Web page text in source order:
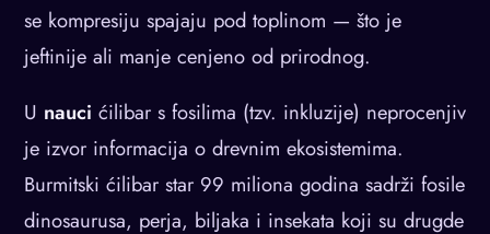
se kompresiju spajaju pod toplinom — što je
jeftinije ali manje cenjeno od prirodnog.
U nauci ćilibar s fosilima (tzv. inkluzije) neprocenjiv
je izvor informacija o drevnim ekosistemima.
Burmitski ćilibar star 99 miliona godina sadrži fosile
dinosaurusa, perja, biljaka i insekata koji su drugde